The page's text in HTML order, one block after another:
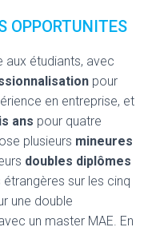
OPPORTUNITES
aux étudiants, avec
pour
en entreprise, et
ans pour quatre
plusieurs mineures
doubles diplômes
sur les cinq
une double
un master MAE. En